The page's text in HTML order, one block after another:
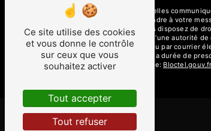
** Les données personnelles
dans le seul but de répondre à votre
aux3m@wanadoo.fr. Vous disposez de
une réclamation auprès d’une autorité
06800 Cagnes-sur-Mer ou par courrier
de contact puis pendant la durée de
disponible à cette adresse:
Bloctel.gouv.fr
Ce site utilise des cookies
et vous donne le contrôle
sur ceux que vous
souhaitez activer
Tout accepter
Tout refuser